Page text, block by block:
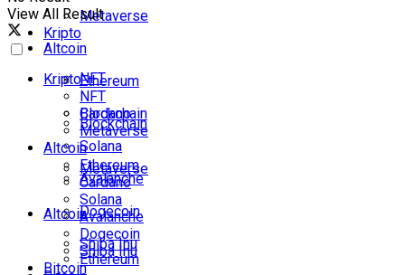
Metaverse
Altcoin
Ethereum
Cardano
Solana
Avalanche
Dogecoin
Shiba Inu
View All Result
Kripto
NFT
Blockchain
Metaverse
Altcoin
Ethereum
Kripto
NFT
Blockchain
Metaverse
Altcoin
Ethereum
Cardano
Solana
Avalanche
Dogecoin
Shiba Inu
Bitcoin